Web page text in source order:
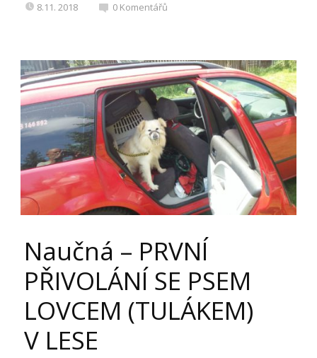
8.11. 2018 0 Komentářů
Naučná – PRVNÍ
PŘIVOLÁNÍ SE PSEM
LOVCEM (TULÁKEM)
V LESE